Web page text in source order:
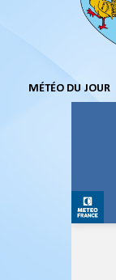
MÉTÉO DU JOUR